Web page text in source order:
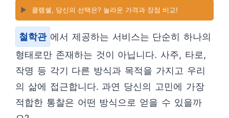
▶️ 클램쉘, 당신의 선택은? 놀라운 가격과 장점 비교!
철학관 에서 제공하는 서비스는 단순히 하나의
형태로만 존재하는 것이 아닙니다. 사주, 타로,
작명 등 각기 다른 방식과 목적을 가지고 우리
의 삶에 접근합니다. 과연 당신의 고민에 가장
적합한 통찰은 어떤 방식으로 얻을 수 있을까